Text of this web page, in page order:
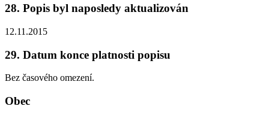
28. Popis byl naposledy aktualizován
12.11.2015
29. Datum konce platnosti popisu
Bez časového omezení.
Obec